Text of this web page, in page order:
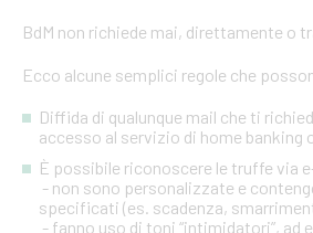
BdM non richiede mai, direttamente o
Ecco alcune semplici regole che
Diffida di qualunque mail che ti
accesso al servizio di home
È possibile riconoscere le truffe via
- non sono personalizzate e
specificati (es. scadenza,
- fanno uso di toni “intimidatori”, ad